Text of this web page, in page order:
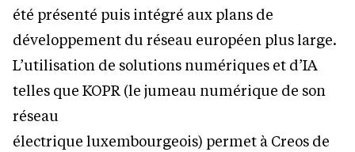
été présenté puis intégré aux plans de
développement du réseau européen plus large.
L’utilisation de solutions numériques et d’IA
telles que KOPR (le jumeau numérique de son
réseau
électrique luxembourgeois) permet à Creos de